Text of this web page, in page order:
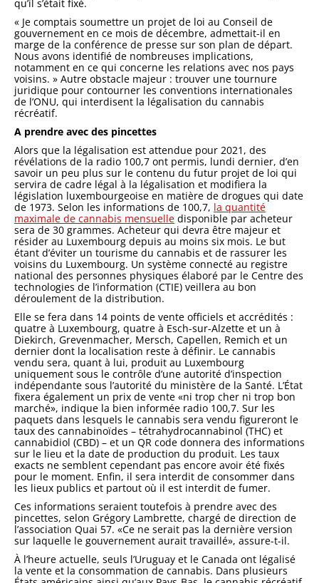
qu’il s’était fixé.
« Je comptais soumettre un projet de loi au Conseil de
gouvernement en ce mois de décembre, admettait-il en
marge de la conférence de presse sur son plan de départ.
Nous avons identifié de nombreuses implications,
notamment en ce qui concerne les relations avec nos pays
voisins. » Autre obstacle majeur : trouver une tournure
juridique pour contourner les conventions internationales
de l’ONU, qui interdisent la légalisation du cannabis
récréatif.
A prendre avec des pincettes
Alors que la légalisation est attendue pour 2021, des
révélations de la radio 100,7 ont permis, lundi dernier, d’en
savoir un peu plus sur le contenu du futur projet de loi qui
servira de cadre légal à la légalisation et modifiera la
législation luxembourgeoise en matière de drogues qui date
de 1973. Selon les informations de 100,7, la quantité
maximale de cannabis mensuelle disponible par acheteur
sera de 30 grammes. Acheteur qui devra être majeur et
résider au Luxembourg depuis au moins six mois. Le but
étant d’éviter un tourisme du cannabis et de rassurer les
voisins du Luxembourg. Un système connecté au registre
national des personnes physiques élaboré par le Centre des
technologies de l’information (CTIE) veillera au bon
déroulement de la distribution.
Elle se fera dans 14 points de vente officiels et accrédités :
quatre à Luxembourg, quatre à Esch-sur-Alzette et un à
Diekirch, Grevenmacher, Mersch, Capellen, Remich et un
dernier dont la localisation reste à définir. Le cannabis
vendu sera, quant à lui, produit au Luxembourg
uniquement sous le contrôle d’une autorité d’inspection
indépendante sous l’autorité du ministère de la Santé. L’État
fixera également un prix de vente «ni trop cher ni trop bon
marché», indique la bien informée radio 100,7. Sur les
paquets dans lesquels le cannabis sera vendu figureront le
taux des cannabinoïdes – tétrahydrocannabinol (THC) et
cannabidiol (CBD) – et un QR code donnera des informations
sur le lieu et la date de production du produit. Les taux
exacts ne semblent cependant pas encore avoir été fixés
pour le moment. Enfin, il sera interdit de consommer dans
les lieux publics et partout où il est interdit de fumer.
Ces informations seraient toutefois à prendre avec des
pincettes, selon Grégory Lambrette, chargé de direction de
l’association Quai 57. «Ce ne serait pas la dernière version
sur laquelle le gouvernement aurait travaillé», assure-t-il.
À l’heure actuelle, seuls l’Uruguay et le Canada ont légalisé
la vente et la consommation de cannabis. Dans plusieurs